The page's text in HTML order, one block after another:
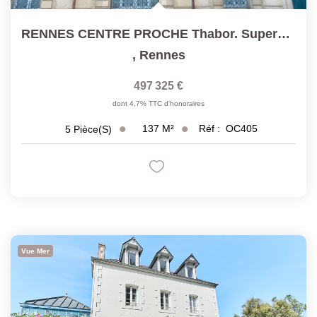
RENNES CENTRE PROCHE Thabor. Superbe Appartement 5 Pièces...
, Rennes
497 325 €
dont 4,7% TTC d'honoraires
5 Pièce(s) 137 M² Réf : OC405
Vue Mer